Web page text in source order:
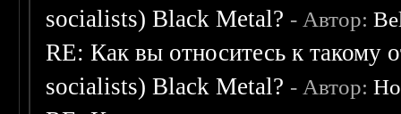
socialists) Black Metal? - Автор:
RE: Как вы относитесь к такому
socialists) Black Metal? - Автор: